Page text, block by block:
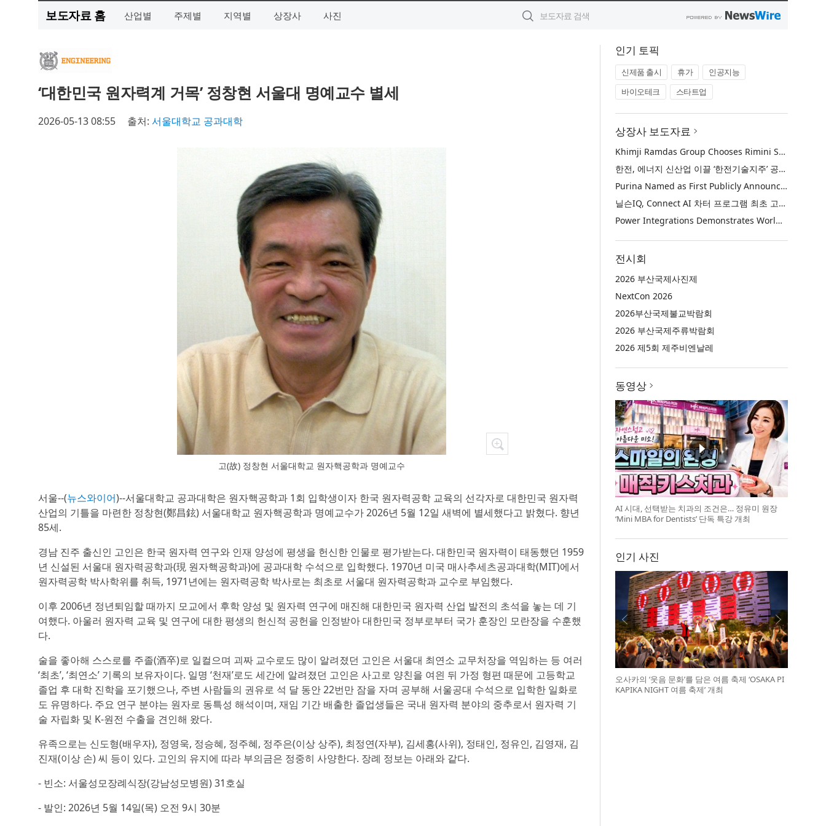
보도자료 홈 산업별 주제별 지역별 상장사 사진
‘대한민국 원자력계 거목’ 정창현 서울대 명예교수 별세
2026-05-13 08:55 출처: 서울대학교 공과대학
고(故) 정창현 서울대학교 원자핵공학과 명예교수
서울--(뉴스와이어)--서울대학교 공과대학은 원자핵공학과 1회 입학생이자 한국 원자력공학 교육의 선각자로 대한민국 원자력
산업의 기틀을 마련한 정창현(鄭昌鉉) 서울대학교 원자핵공학과 명예교수가 2026년 5월 12일 새벽에 별세했다고 밝혔다. 향년
85세.
경남 진주 출신인 고인은 한국 원자력 연구와 인재 양성에 평생을 헌신한 인물로 평가받는다. 대한민국 원자력이 태동했던 1959
년 신설된 서울대 원자력공학과(現 원자핵공학과)에 공과대학 수석으로 입학했다. 1970년 미국 매사추세츠공과대학(MIT)에서
원자력공학 박사학위를 취득, 1971년에는 원자력공학 박사로는 최초로 서울대 원자력공학과 교수로 부임했다.
이후 2006년 정년퇴임할 때까지 모교에서 후학 양성 및 원자력 연구에 매진해 대한민국 원자력 산업 발전의 초석을 놓는 데 기
여했다. 아울러 원자력 교육 및 연구에 대한 평생의 헌신적 공헌을 인정받아 대한민국 정부로부터 국가 훈장인 모란장을 수훈했
다.
술을 좋아해 스스로를 주졸(酒卒)로 일컬으며 괴짜 교수로도 많이 알려졌던 고인은 서울대 최연소 교무처장을 역임하는 등 여러
‘최초’, ‘최연소’ 기록의 보유자이다. 일명 ‘천재’로도 세간에 알려졌던 고인은 사고로 양친을 여읜 뒤 가정 형편 때문에 고등학교
졸업 후 대학 진학을 포기했으나, 주변 사람들의 권유로 석 달 동안 22번만 잠을 자며 공부해 서울공대 수석으로 입학한 일화로
도 유명하다. 주요 연구 분야는 원자로 동특성 해석이며, 재임 기간 배출한 졸업생들은 국내 원자력 분야의 중추로서 원자력 기
술 자립화 및 K-원전 수출을 견인해 왔다.
유족으로는 신도형(배우자), 정영욱, 정승혜, 정주혜, 정주은(이상 상주), 최정연(자부), 김세홍(사위), 정태인, 정유인, 김영재, 김
진재(이상 손) 씨 등이 있다. 고인의 유지에 따라 부의금은 정중히 사양한다. 장례 정보는 아래와 같다.
- 빈소: 서울성모장례식장(강남성모병원) 31호실
- 발인: 2026년 5월 14일(목) 오전 9시 30분
인기 토픽
신제품 출시 휴가
인공지능
바이오테크
스타트업
상장사 보도자료
Khimji Ramdas Group Chooses Rimini Street to Reduce SAP Support Costs, Protect 700+ Customizations and Reinvest Savings in Innovation
한전, 에너지 신산업 이끌 ‘한전기술지주’ 공식 출범
Purina Named as First Publicly Announced NIQ ConnectAI Charter Client
닐슨IQ, Connect AI 차터 프로그램 최초 고객사 ‘퓨리나’ 선정
Power Integrations Demonstrates World’s First 2200 V GaN Technology for Next-Era High-Voltage Power Systems
전시회
2026 부산국제사진제
NextCon 2026
2026부산국제불교박람회
2026 부산국제주류박람회
2026 제5회 제주비엔날레
동영상
AI 시대, 선택받는 치과의 조건은… 정유미 원장
‘Mini MBA for Dentists’ 단독 특강 개최
인기 사진
오사카의 ‘웃음 문화’를 담은 여름 축제 ‘OSAKA PI
KAPIKA NIGHT 여름 축제’ 개최